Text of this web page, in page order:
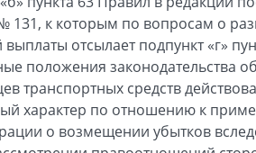
131, к которым по вопросам о
отсылает подпункт «г»
положения законодательства
транспортных средств
характер по отношению к
о возмещении убытков